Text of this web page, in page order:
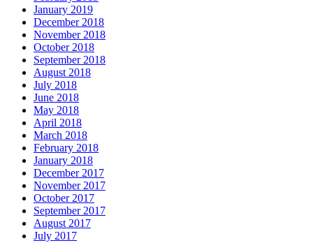
January 2019
December 2018
November 2018
October 2018
September 2018
August 2018
July 2018
June 2018
May 2018
April 2018
March 2018
February 2018
January 2018
December 2017
November 2017
October 2017
September 2017
August 2017
July 2017